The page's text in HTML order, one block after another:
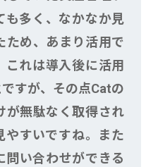
も多く、なかなか見
ため、あまり活用で
これは導入後に活用
すが、その点Catの
が無駄なく取得され
やすいですね。また
問い合わせができる